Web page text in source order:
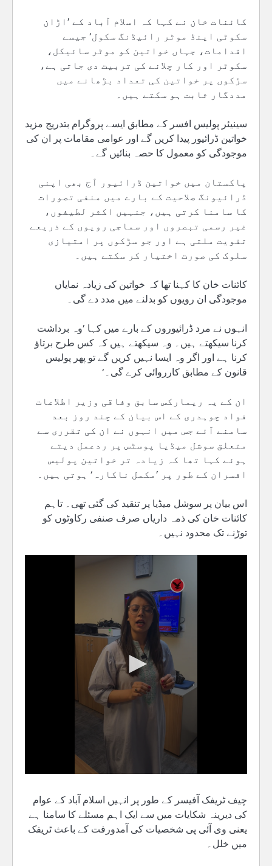
کائنات خان نے کہا کہ اسلام آباد کے ’اڑان
سکوٹی اینڈ موٹر رائیڈنگ سکول‘ جیسے
اقدامات، جہاں خواتین کو موٹر سائیکل،
سکوٹر اور کار چلانے کی تربیت دی جاتی ہے،
سڑکوں پر خواتین کی تعداد بڑھانے میں
مددگار ثابت ہو سکتے ہیں۔
سینیئر پولیس افسر کے مطابق ایسے پروگرام بتدریج مزید
خواتین ڈرائیور پیدا کریں گے اور عوامی مقامات پر ان کی
موجودگی کو معمول کا حصہ بنائیں گے۔
پاکستان میں خواتین ڈرائیور آج بھی اپنی
ڈرائیونگ صلاحیت کے بارے میں منفی تصورات
کا سامنا کرتی ہیں، جنہیں اکثر لطیفوں،
غیر رسمی تبصروں اور سماجی رویوں کے ذریعے
تقویت ملتی ہے اور جو سڑکوں پر امتیازی
سلوک کی صورت اختیار کر سکتے ہیں۔
کائنات خان کا کہنا تھا کہ خواتین کی زیادہ نمایاں
موجودگی ان رویوں کو بدلنے میں مدد دے گی۔
انہوں نے مرد ڈرائیوروں کے بارے میں کہا ’وہ برداشت
کرنا سیکھتے ہیں۔ وہ سیکھتے ہیں کہ کس طرح برتاؤ
کرنا ہے اور اگر وہ ایسا نہیں کریں گے تو پھر پولیس
قانون کے مطابق کارروائی کرے گی۔‘
ان کے یہ ریمارکس سابق وفاقی وزیر اطلاعات
فواد چوہدری کے اس بیان کے چند روز بعد
سامنے آئے جس میں انہوں نے ان کی تقرری سے
متعلق سوشل میڈیا پوسٹس پر ردعمل دیتے
ہوئے کہا تھا کہ زیادہ تر خواتین پولیس
افسران کے طور پر ’مکمل ناکارہ‘ ہوتی ہیں۔
اس بیان پر سوشل میڈیا پر تنقید کی گئی تھی۔ تاہم
کائنات خان کی ذمہ داریاں صرف صنفی رکاوٹوں کو
توڑنے تک محدود نہیں۔
چیف ٹریفک آفیسر کے طور پر انہیں اسلام آباد کے عوام
کی دیرینہ شکایات میں سے ایک اہم مسئلے کا سامنا ہے
یعنی وی آئی پی شخصیات کی آمدورفت کے باعث ٹریفک
میں خلل۔